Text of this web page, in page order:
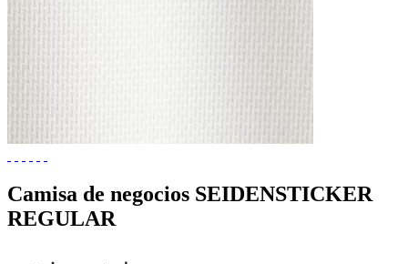
Camisa de negocios SEIDENSTICKER
REGULAR